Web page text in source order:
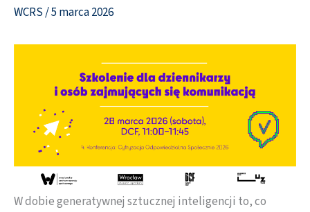
WCRS/5 marca 2026
W dobie generatywnej sztucznej inteligencji to, co